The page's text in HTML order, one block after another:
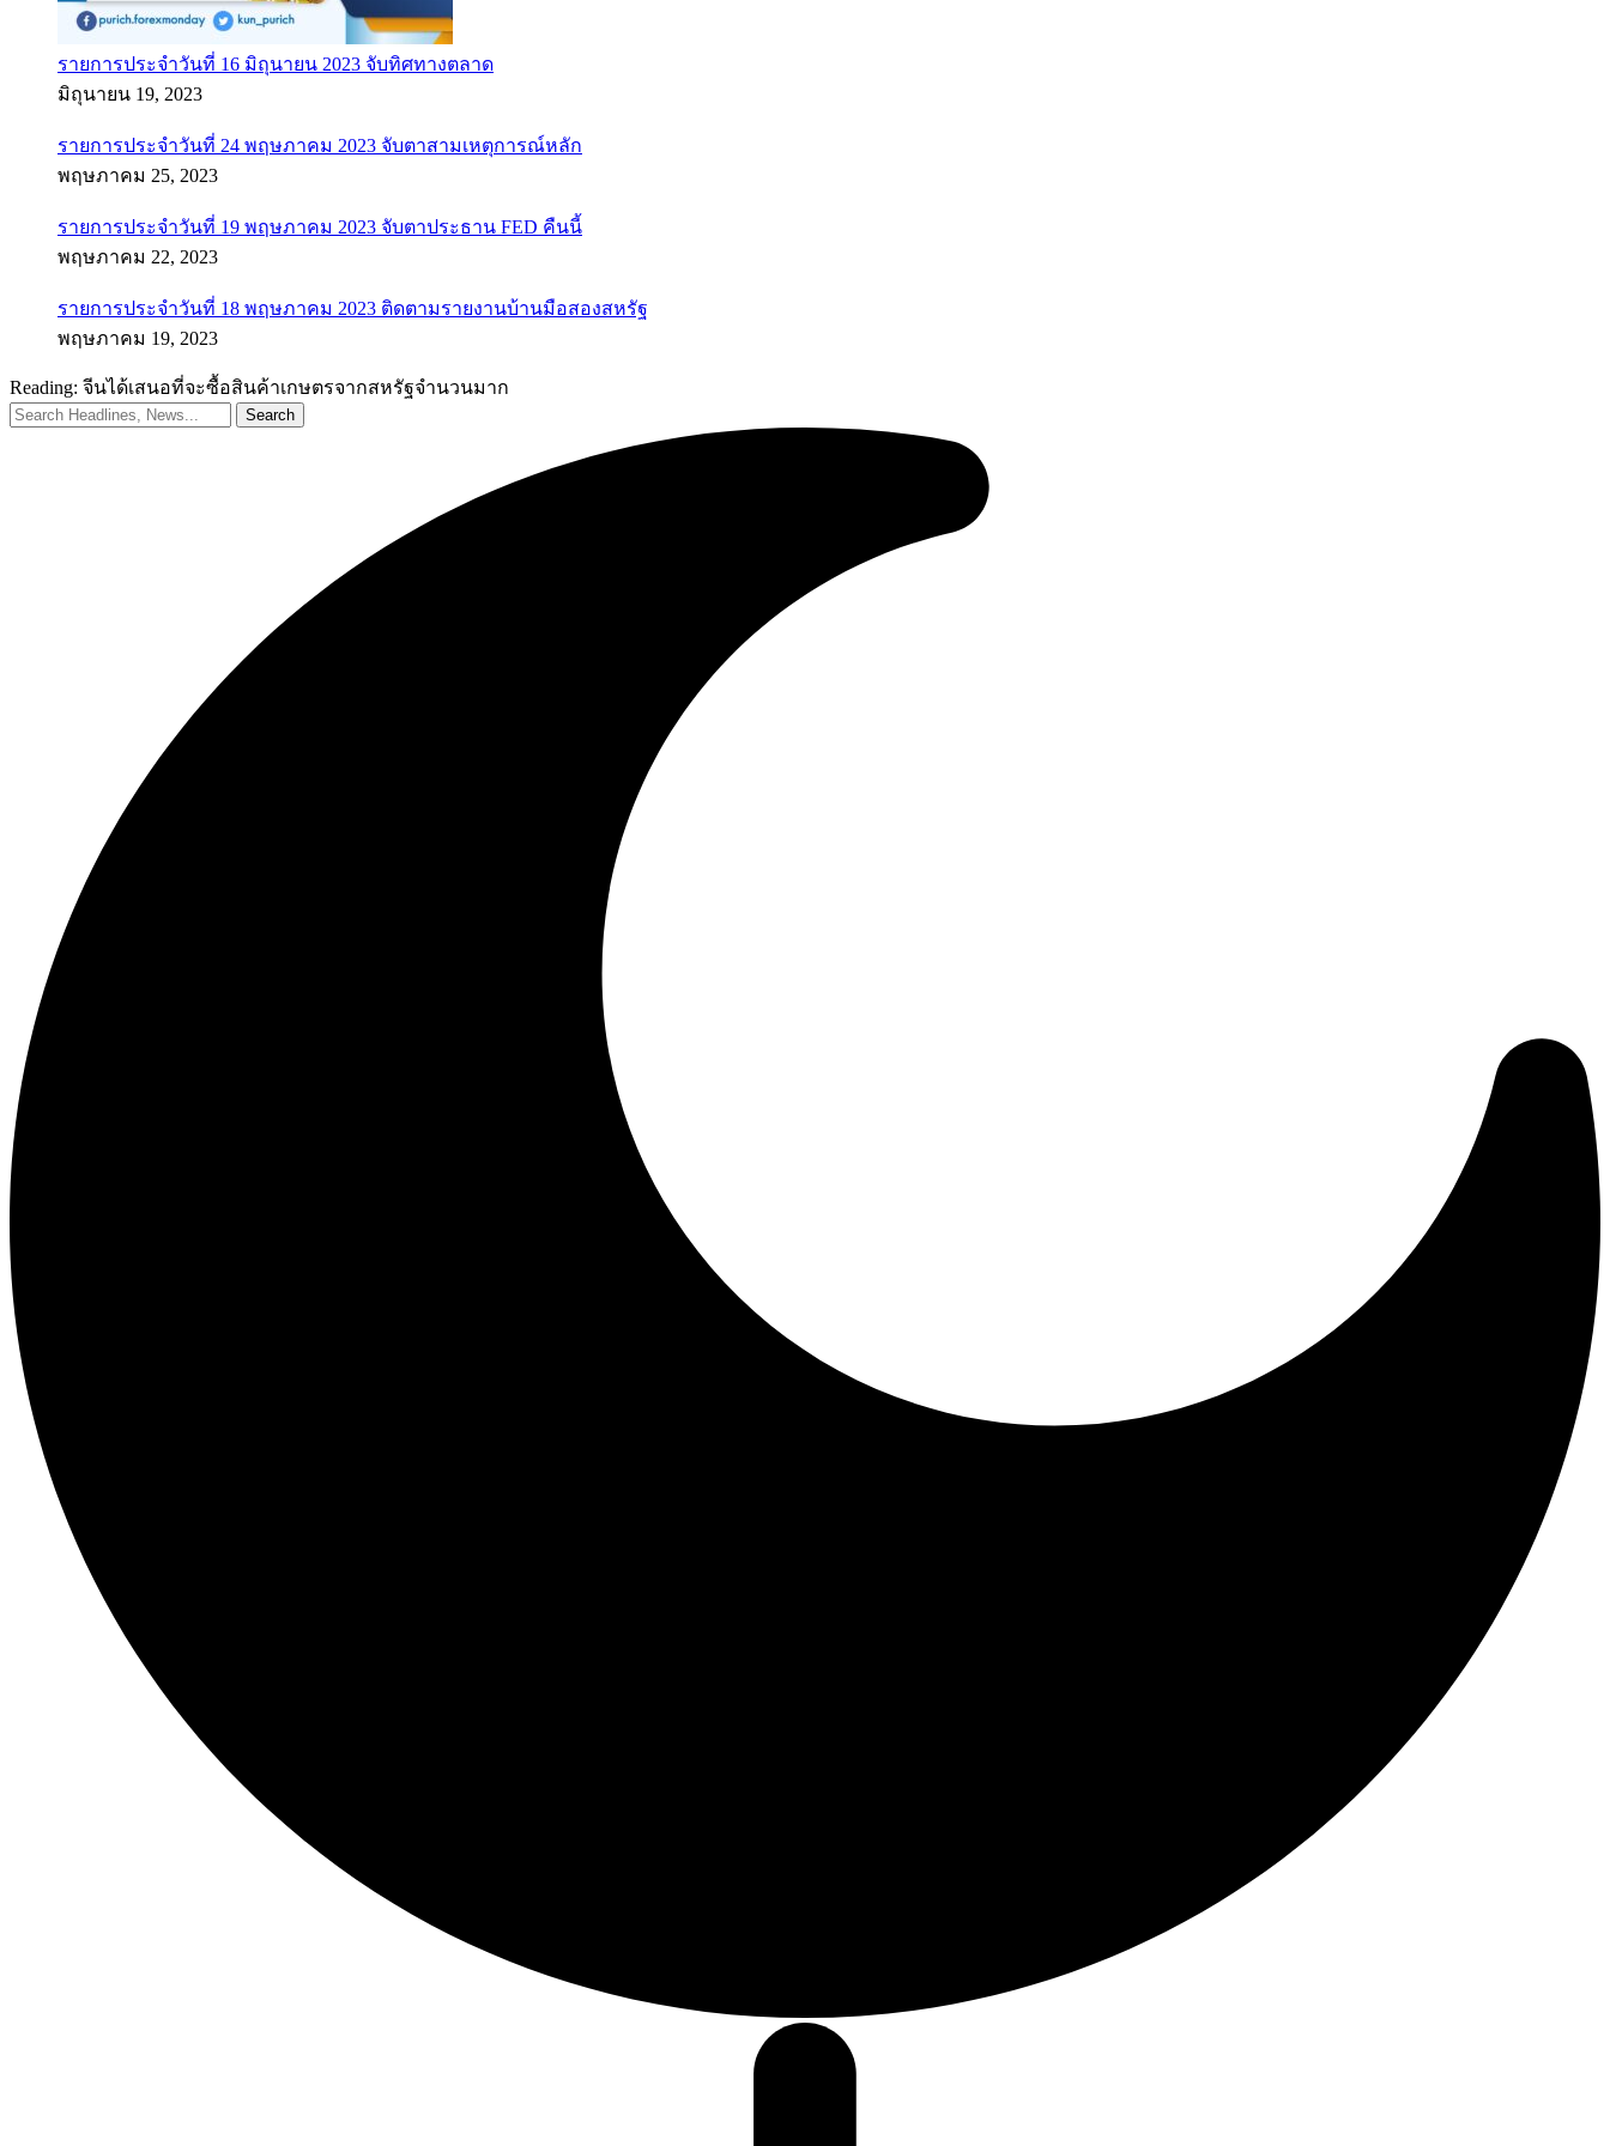
รายการประจำวันที่ 16 มิถุนายน 2023 จับทิศทางตลาด
มิถุนายน 19, 2023
รายการประจำวันที่ 24 พฤษภาคม 2023 จับตาสามเหตุการณ์หลัก
พฤษภาคม 25, 2023
รายการประจำวันที่ 19 พฤษภาคม 2023 จับตาประธาน FED คืนนี้
พฤษภาคม 22, 2023
รายการประจำวันที่ 18 พฤษภาคม 2023 ติดตามรายงานบ้านมือสองสหรัฐ
พฤษภาคม 19, 2023
Reading: จีนได้เสนอที่จะซื้อสินค้าเกษตรจากสหรัฐจำนวนมาก